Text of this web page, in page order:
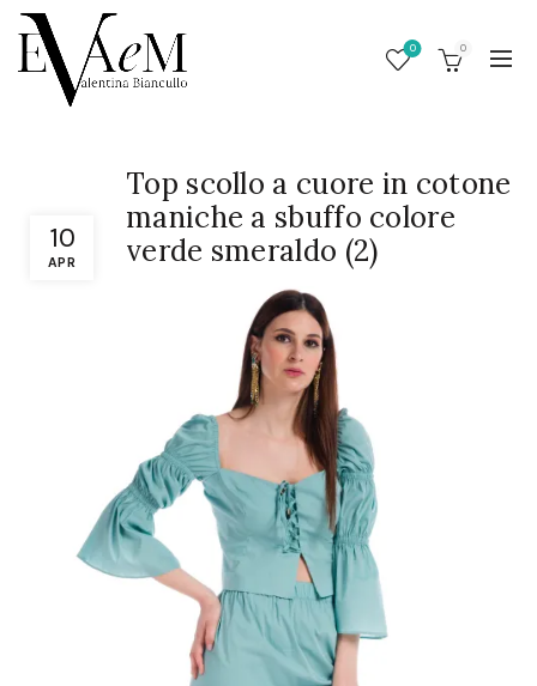
0 0
10
APR
Top scollo a cuore in cotone
maniche a sbuffo colore
verde smeraldo (2)